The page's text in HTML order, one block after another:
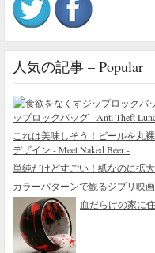
人気の記事 – Popular
ップロックバッグ - Anti-Theft
これは美味しそう！ビールを丸
デザイン - Meet Naked Beer -
単純だけどすごい！紙なのに拡
カラーパターンで観るジブリ映
血だらけの家に